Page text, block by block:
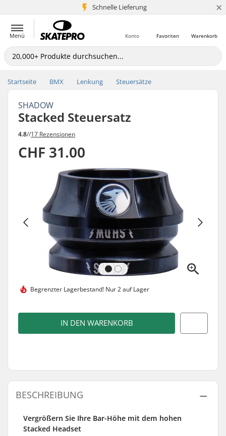
Schnelle Lieferung
5+ Mio. Kunden ×
Menü Warenkorb
Favoriten
Konto
Startseite BMX Lenkung Steuersätze
SHADOW
Stacked Steuersatz
4.8//17 Rezensionen
CHF 31.00
Begrenzter Lagerbestand! Nur 2 auf Lager
IN DEN WARENKORB
BESCHREIBUNG
Vergrößern Sie Ihre Bar-Höhe mit dem hohen
Stacked Headset